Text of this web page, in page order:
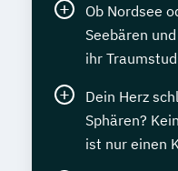
Ob Nordsee
Seebären
ihr
Dein Herz
Sphären?
ist nur einen